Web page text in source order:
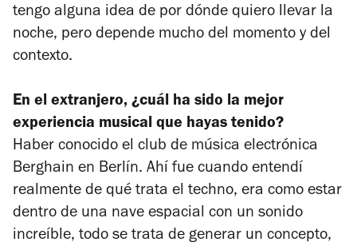
tengo alguna idea de por dónde quiero llevar la
noche, pero depende mucho del momento y del
contexto.
En el extranjero, ¿cuál ha sido la mejor
experiencia musical que hayas tenido?
Haber conocido el club de música electrónica
Berghain en Berlín. Ahí fue cuando entendí
realmente de qué trata el techno, era como estar
dentro de una nave espacial con un sonido
increíble, todo se trata de generar un concepto,